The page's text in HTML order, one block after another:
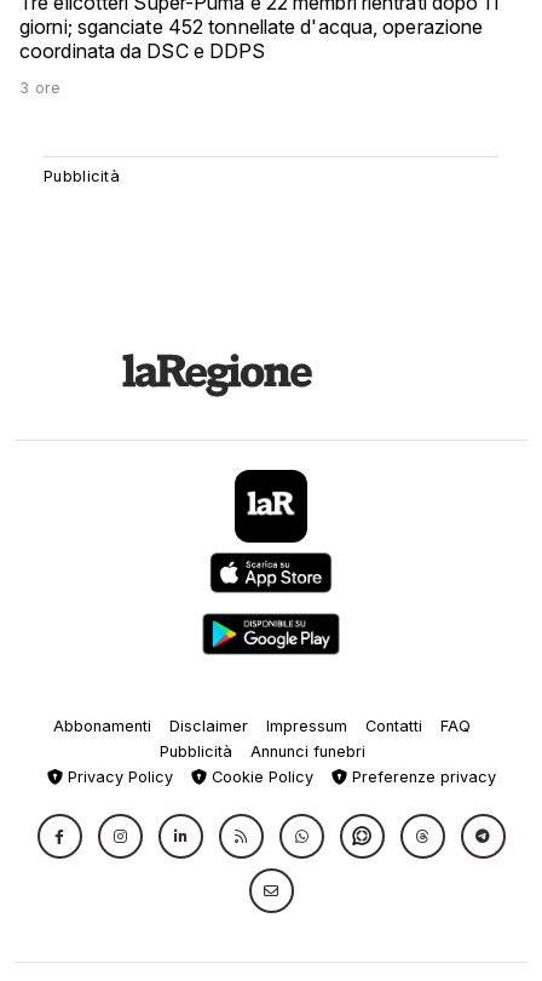
giorni; sganciate 452 tonnellate d'acqua, operazione
coordinata da DSC e DDPS
3 ore
Abbonamenti Disclaimer Impressum Contatti
FAQ
Pubblicità
Annunci funebri
Privacy Policy
Cookie Policy Preferenze privacy